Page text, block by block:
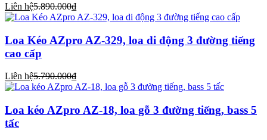
Liên hệ5.890.000₫
Loa Kéo AZpro AZ-329, loa di động 3 đường tiếng
cao cấp
Liên hệ5.790.000₫
Loa kéo AZpro AZ-18, loa gỗ 3 đường tiếng, bass 5
tấc